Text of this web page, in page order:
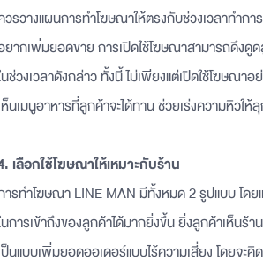
วรวางแผนการทำโฆษณาให้ตรงกับช่วงเวลาทำก
ยากเพิ่มยอดขาย การเปิดใช้โฆษณาสามารถดึง
ช่วงเวลาดังกล่าว ทั้งนี้ ไม่เพียงแต่เปิดใช้โฆษณ
ห็นเมนูอาหารที่ลูกค้าจะได้ทาน ช่วยเร่งความหิวใ
เลือกใช้โฆษณาให้เหมาะกับร้าน
ารทำโฆษณา LINE MAN มีทั้งหมด 2 รูปแบบ โดย
การเข้าถึงของลูกค้าได้มากยิ่งขึ้น ยิ่งลูกค้าเห็นร้
ป็นแบบเพิ่มยอดออเดอร์แบบไร้ความเสี่ยง โดยจะ